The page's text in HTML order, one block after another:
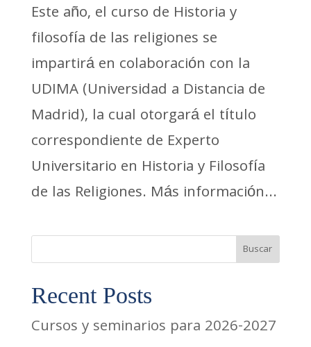
Este año, el curso de Historia y
filosofía de las religiones se
impartirá en colaboración con la
UDIMA (Universidad a Distancia de
Madrid), la cual otorgará el título
correspondiente de Experto
Universitario en Historia y Filosofía
de las Religiones. Más información...
Buscar
Recent Posts
Cursos y seminarios para 2026-2027